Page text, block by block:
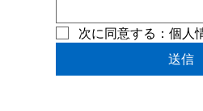
次に同意する：個人
送信